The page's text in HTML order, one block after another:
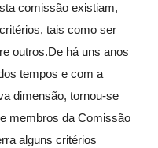
comissão existiam,
tais como ser
outros.De há uns anos
tempos e com a
dimensão, tornou-se
membros da Comissão
alguns critérios